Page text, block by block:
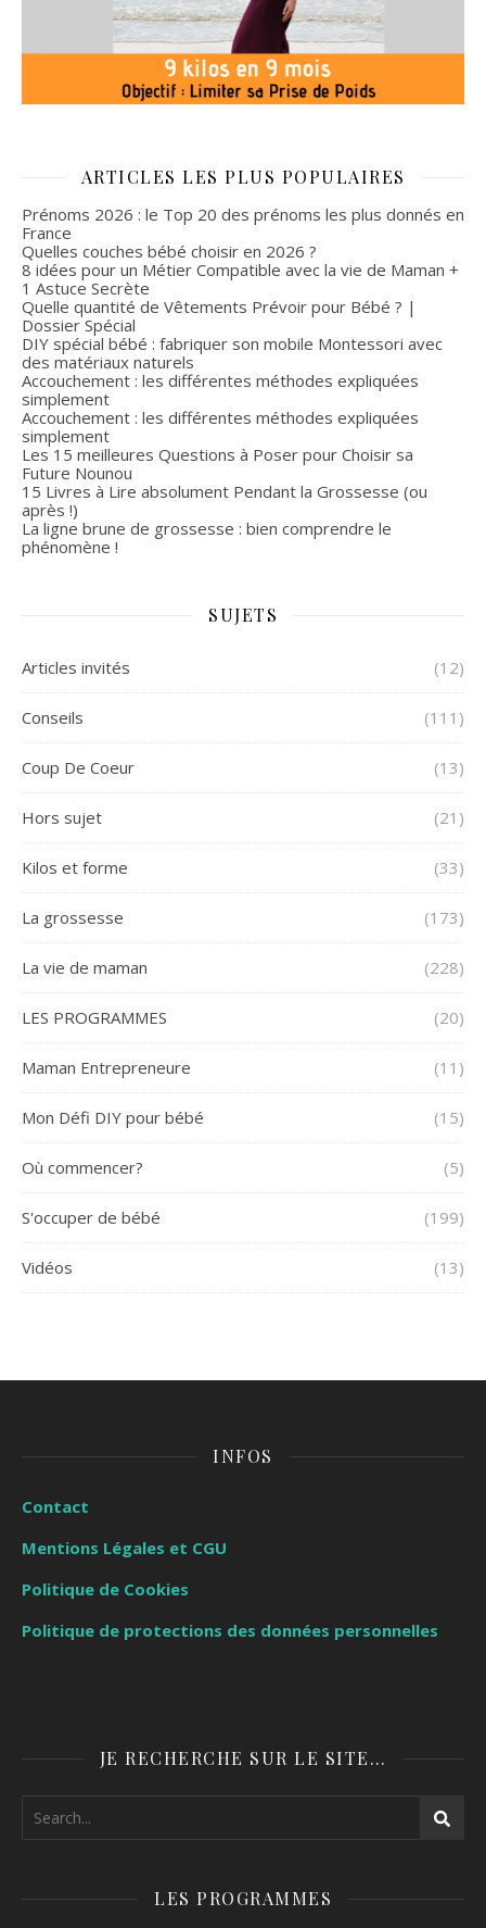
ARTICLES LES PLUS POPULAIRES
Prénoms 2026 : le Top 20 des prénoms les plus donnés en
France
Quelles couches bébé choisir en 2026 ?
8 idées pour un Métier Compatible avec la vie de Maman +
1 Astuce Secrète
Quelle quantité de Vêtements Prévoir pour Bébé ? |
Dossier Spécial
DIY spécial bébé : fabriquer son mobile Montessori avec
des matériaux naturels
Accouchement : les différentes méthodes expliquées
simplement
Accouchement : les différentes méthodes expliquées
simplement
Les 15 meilleures Questions à Poser pour Choisir sa
Future Nounou
15 Livres à Lire absolument Pendant la Grossesse (ou
après !)
La ligne brune de grossesse : bien comprendre le
phénomène !
SUJETS
Articles invités (12)
Conseils (111)
Coup De Coeur (13)
Hors sujet (21)
Kilos et forme (33)
La grossesse (173)
La vie de maman (228)
LES PROGRAMMES (20)
Maman Entrepreneure (11)
Mon Défi DIY pour bébé (15)
Où commencer? (5)
S'occuper de bébé (199)
Vidéos (13)
INFOS
Contact
Mentions Légales et CGU
Politique de Cookies
Politique de protections des données personnelles
JE RECHERCHE SUR LE SITE…
LES PROGRAMMES